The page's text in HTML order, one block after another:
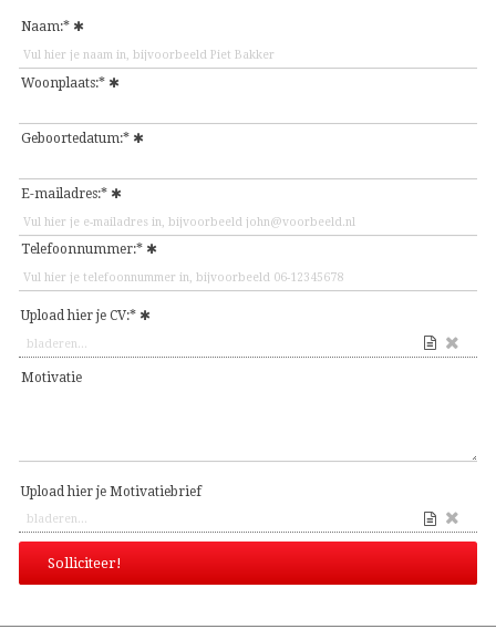
Naam:*
Woonplaats:*
Geboortedatum:*
E-mailadres:*
Telefoonnummer:*
Upload hier je CV:*
Motivatie
Upload hier je Motivatiebrief